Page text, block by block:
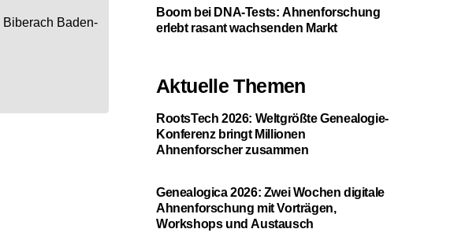
Biberach Baden-
Boom bei DNA-Tests: Ahnenforschung
erlebt rasant wachsenden Markt
Aktuelle Themen
RootsTech 2026: Weltgrößte Genealogie-
Konferenz bringt Millionen
Ahnenforscher zusammen
Genealogica 2026: Zwei Wochen digitale
Ahnenforschung mit Vorträgen,
Workshops und Austausch